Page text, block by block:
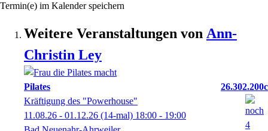
Termin(e) im Kalender speichern
Weitere Veranstaltungen von Ann-
Christin Ley
Pilates
26.302.200c
Kräftigung des "Powerhouse"
11.08.26 - 01.12.26 (14-mal) 18:00 - 19:00